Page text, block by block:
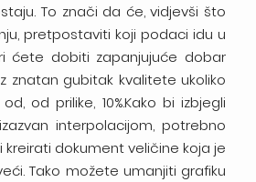
To znači da će, vidjevši što
pretpostaviti koji podaci idu u
ćete dobiti zapanjujuće dobar
znatan gubitak kvalitete ukoliko
od prilike, 10%.Kako bi izbjegli
interpolacijom, potrebno
kreirati dokument veličine koja je
Tako možete umanjiti grafiku